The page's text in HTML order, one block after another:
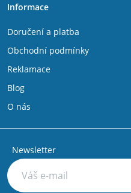
Informace
Doručení a platba
Obchodní podmínky
Reklamace
Blog
O nás
Newsletter